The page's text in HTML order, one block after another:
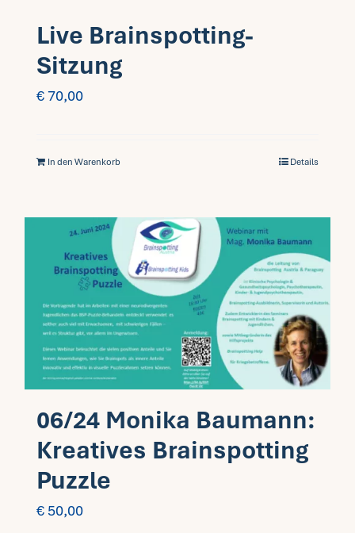
Live Brainspotting-
Sitzung
€70,00
In den Warenkorb Details
06/24 Monika Baumann:
Kreatives Brainspotting
Puzzle
€ 50,00